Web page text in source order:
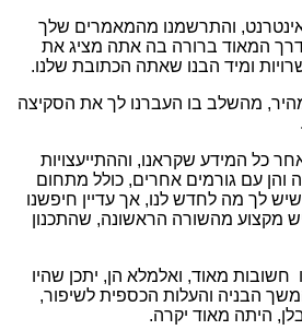
והתרשמנו מהמאמרים שלך
המאוד ברורה בה אתה מציג את
ומיד הבנו שאתה הכתובת שלנו.
מהשלב בו העברנו לך את הסקיצה
כל המידע שקראנו, וההתייעצויות
והן עם גורמים אחרים, כולל מתחום
לך מה לחדש לנו, אך עדיין חיפשנו
מקצוע מהשורה הראשונה, שהתכנון
חשובות מאוד, ואלמלא הן, יתכן שהיו
הבניה והעלות הכספית לשיפור,
היתה מאוד יקרה.